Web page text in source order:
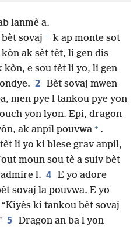
lanmè a.
sovaj + k ap monte sot
kòn ak sèt tèt, li gen dis
kòn, e sou tèt li yo, li gen
2 Bèt sovaj mwen
men pye l tankou pye yon
yon lyon. Epi, dragon
ak anpil pouvwa + .
li yo ki blese grav anpil,
moun sou tè a suiv bèt
l. 4 E yo adore
sovaj la pouvwa. E yo
ki tankou bèt sovaj
5 Dragon an ba l yon